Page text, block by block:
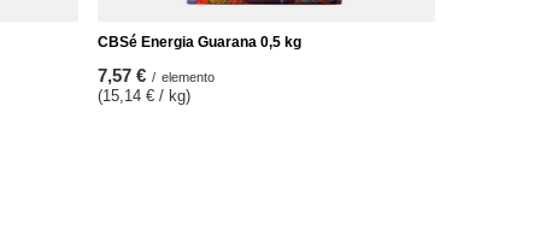
CBSé Energia Guarana 0,5 kg
7,57 € / elemento
(15,14 € / kg)